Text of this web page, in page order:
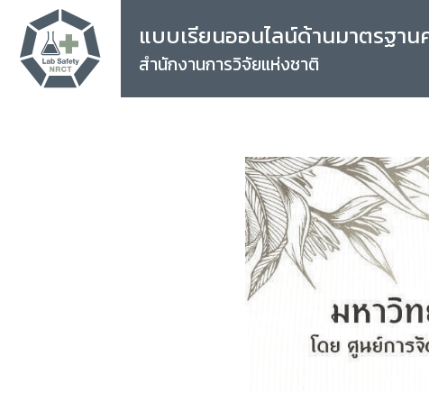
แบบเรียนออนไลน์ด้านมาตรฐา
สำนักงานการวิจัยแห่งชาติ